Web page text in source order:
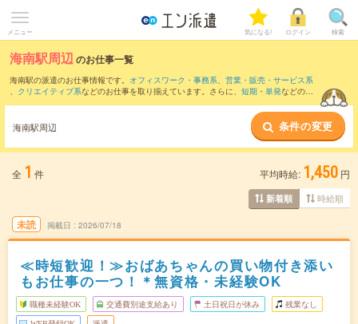
メニュー 気になる! ログイン 検索
海南駅周辺のお仕事一覧
海南駅の派遣のお仕事情報です。 オフィスワーク・事務系、 営業・販売・サービス系
、 クリエイティブ系などのお仕事を取り揃えています。さらに、 短期 ・ 単発などの期
また、和歌山駅
など近隣駅のお仕事も
ご確認いただけます。
海南駅周辺 条件の変更
全 1 件 平均時給: 1,450 円
新着順 時給順
未読 掲載日 2026/07/18
≪時短歓迎！≫おばあちゃんの買い物付き添い
もお仕事の一つ！＊無資格・未経験OK
職種未経験OK 交通費別途支給あり 土日祝日が休み 残業なし